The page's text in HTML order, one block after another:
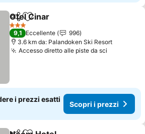
CondividiAggiungi ai preferiti
Otel Cinar
3 Stelle
9,1 Eccellente
996
3.6 km da: Palandoken Ski Resort
Accesso diretto alle piste da sci
i prezzi esatti
Scopri i prezzi